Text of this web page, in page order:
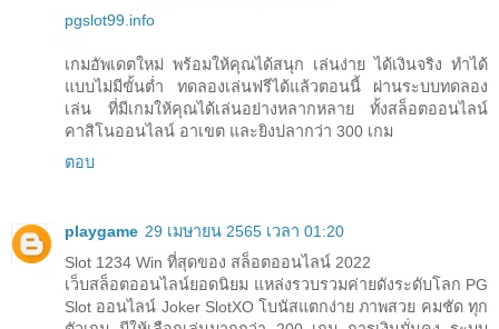
pgslot99.info
เกมอัพเดตใหม่ พร้อมให้คุณได้สนุก เล่นง่าย ได้เงินจริง ทำได้
แบบไม่มีขั้นต่ำ ทดลองเล่นฟรีได้แล้วตอนนี้ ผ่านระบบทดลอง
เล่น ที่มีเกมให้คุณได้เล่นอย่างหลากหลาย ทั้งสล็อตออนไลน์
คาสิโนออนไลน์ อาเขต และยิงปลากว่า 300 เกม
ตอบ
playgame 29 เมษายน 2565 เวลา 01:20
Slot 1234 Win ที่สุดของ สล็อตออนไลน์ 2022
เว็บสล็อตออนไลน์ยอดนิยม แหล่งรวบรวมค่ายดังระดับโลก PG
Slot ออนไลน์ Joker SlotXO โบนัสแตกง่าย ภาพสวย คมชัด ทุก